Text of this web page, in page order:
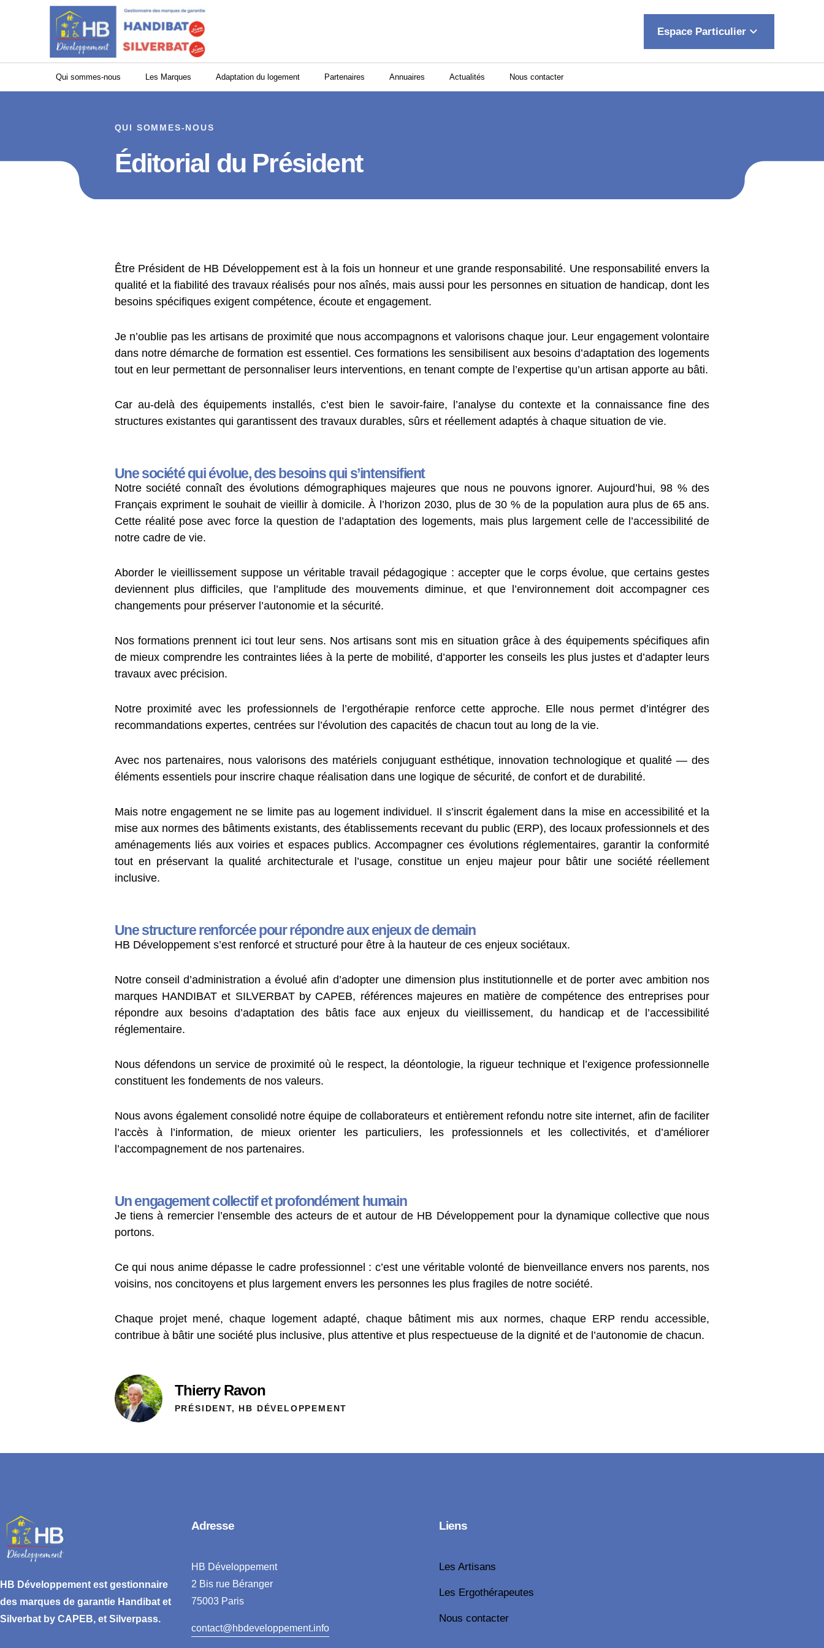
Panneau de gestion des cookies
Espace Particulier keyboard_arrow_down
Qui sommes-nous Les Marques Adaptation du logement Partenaires Annuaires Actualités Nous contacter
QUI SOMMES-NOUS
Éditorial du Président
Être Président de HB Développement est à la fois un honneur et une grande responsabilité. Une responsabilité envers la
qualité et la fiabilité des travaux réalisés pour nos aînés, mais aussi pour les personnes en situation de handicap, dont les
besoins spécifiques exigent compétence, écoute et engagement.
Je n’oublie pas les artisans de proximité que nous accompagnons et valorisons chaque jour. Leur engagement volontaire
dans notre démarche de formation est essentiel. Ces formations les sensibilisent aux besoins d’adaptation des logements
tout en leur permettant de personnaliser leurs interventions, en tenant compte de l’expertise qu’un artisan apporte au bâti.
Car au-delà des équipements installés, c’est bien le savoir-faire, l’analyse du contexte et la connaissance fine des
structures existantes qui garantissent des travaux durables, sûrs et réellement adaptés à chaque situation de vie.
Une société qui évolue, des besoins qui s’intensifient
Notre société connaît des évolutions démographiques majeures que nous ne pouvons ignorer. Aujourd’hui, 98 % des
Français expriment le souhait de vieillir à domicile. À l’horizon 2030, plus de 30 % de la population aura plus de 65 ans.
Cette réalité pose avec force la question de l’adaptation des logements, mais plus largement celle de l’accessibilité de
notre cadre de vie.
Aborder le vieillissement suppose un véritable travail pédagogique : accepter que le corps évolue, que certains gestes
deviennent plus difficiles, que l’amplitude des mouvements diminue, et que l’environnement doit accompagner ces
changements pour préserver l’autonomie et la sécurité.
Nos formations prennent ici tout leur sens. Nos artisans sont mis en situation grâce à des équipements spécifiques afin
de mieux comprendre les contraintes liées à la perte de mobilité, d’apporter les conseils les plus justes et d’adapter leurs
travaux avec précision.
Notre proximité avec les professionnels de l’ergothérapie renforce cette approche. Elle nous permet d’intégrer des
recommandations expertes, centrées sur l’évolution des capacités de chacun tout au long de la vie.
Avec nos partenaires, nous valorisons des matériels conjuguant esthétique, innovation technologique et qualité — des
éléments essentiels pour inscrire chaque réalisation dans une logique de sécurité, de confort et de durabilité.
Mais notre engagement ne se limite pas au logement individuel. Il s’inscrit également dans la mise en accessibilité et la
mise aux normes des bâtiments existants, des établissements recevant du public (ERP), des locaux professionnels et des
aménagements liés aux voiries et espaces publics. Accompagner ces évolutions réglementaires, garantir la conformité
tout en préservant la qualité architecturale et l’usage, constitue un enjeu majeur pour bâtir une société réellement
inclusive.
Une structure renforcée pour répondre aux enjeux de demain
HB Développement s’est renforcé et structuré pour être à la hauteur de ces enjeux sociétaux.
Notre conseil d’administration a évolué afin d’adopter une dimension plus institutionnelle et de porter avec ambition nos
marques HANDIBAT et SILVERBAT by CAPEB, références majeures en matière de compétence des entreprises pour
répondre aux besoins d’adaptation des bâtis face aux enjeux du vieillissement, du handicap et de l’accessibilité
réglementaire.
Nous défendons un service de proximité où le respect, la déontologie, la rigueur technique et l’exigence professionnelle
constituent les fondements de nos valeurs.
Nous avons également consolidé notre équipe de collaborateurs et entièrement refondu notre site internet, afin de faciliter
l’accès à l’information, de mieux orienter les particuliers, les professionnels et les collectivités, et d’améliorer
l’accompagnement de nos partenaires.
Un engagement collectif et profondément humain
Je tiens à remercier l’ensemble des acteurs de et autour de HB Développement pour la dynamique collective que nous
portons.
Ce qui nous anime dépasse le cadre professionnel : c’est une véritable volonté de bienveillance envers nos parents, nos
voisins, nos concitoyens et plus largement envers les personnes les plus fragiles de notre société.
Chaque projet mené, chaque logement adapté, chaque bâtiment mis aux normes, chaque ERP rendu accessible,
contribue à bâtir une société plus inclusive, plus attentive et plus respectueuse de la dignité et de l’autonomie de chacun.
Thierry Ravon
PRÉSIDENT, HB DÉVELOPPEMENT
HB Développement est gestionnaire
des marques de garantie Handibat et
Silverbat by CAPEB, et Silverpass.
Adresse
HB Développement
2 Bis rue Béranger
75003 Paris
contact@hbdeveloppement.info
Liens
Les Artisans
Les Ergothérapeutes
Nous contacter